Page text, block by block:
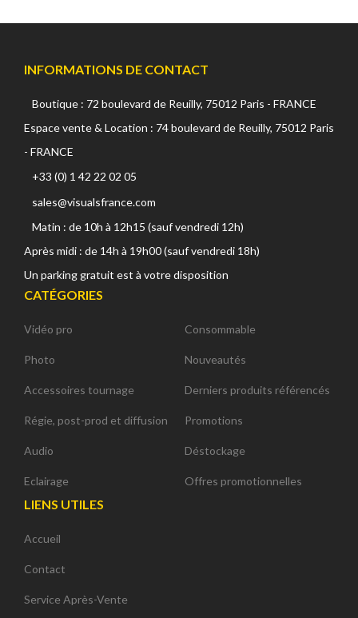
INFORMATIONS DE CONTACT
Boutique : 72 boulevard de Reuilly, 75012 Paris - FRANCE
Espace vente & Location : 74 boulevard de Reuilly, 75012 Paris
- FRANCE
+33 (0) 1 42 22 02 05
sales@visualsfrance.com
Matin : de 10h à 12h15 (sauf vendredi 12h)
Après midi : de 14h à 19h00 (sauf vendredi 18h)
Un parking gratuit est à votre disposition
CATÉGORIES
Vidéo pro
Photo
Accessoires tournage
Régie, post-prod et diffusion
Audio
Eclairage
Consommable
Nouveautés
Derniers produits référencés
Promotions
Déstockage
Offres promotionnelles
LIENS UTILES
Accueil
Contact
Service Après-Vente